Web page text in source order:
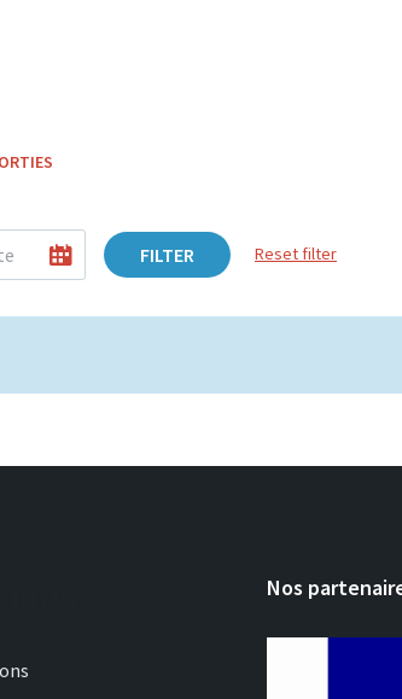
FILTER Reset filter
Nos